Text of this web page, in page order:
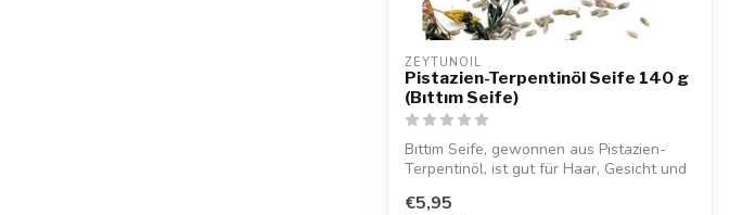
ZEYTUNOIL
Pistazien-Terpentinöl Seife 140 g
(Bıttım Seife)
Bıttım Seife, gewonnen aus Pistazien-
Terpentinöl, ist gut für Haar, Gesicht und
€5,95